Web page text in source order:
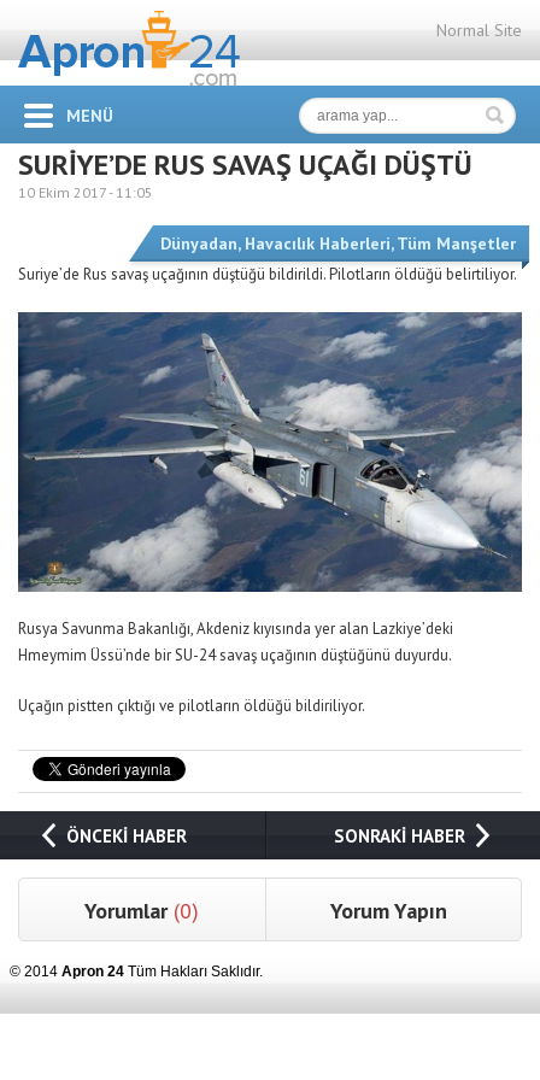
Normal Site
MENÜ
SURİYE’DE RUS SAVAŞ UÇAĞI DÜŞTÜ
10 Ekim 2017 - 11:05
Dünyadan, Havacılık Haberleri,Tüm Manşetler
Suriye’de Rus savaş uçağının düştüğü bildirildi. Pilotların öldüğü belirtiliyor.
Rusya Savunma Bakanlığı, Akdeniz kıyısında yer alan Lazkiye’deki
Hmeymim Üssü’nde bir SU-24 savaş uçağının düştüğünü duyurdu.
Uçağın pistten çıktığı ve pilotların öldüğü bildiriliyor.
ÖNCEKİ HABER SONRAKİ HABER
Yorumlar (0) Yorum Yapın
© 2014 Apron 24 Tüm Hakları Saklıdır.